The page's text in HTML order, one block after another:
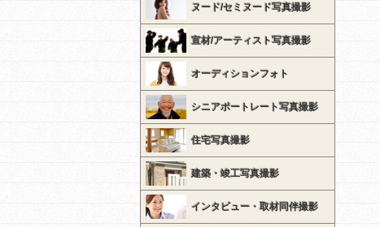
ヌード/セミヌード写真撮影
宣材/アーティスト写真撮影
オーディションフォト
シニアポートレート写真撮影
住宅写真撮影
建築・竣工写真撮影
インタビュー・取材同伴撮影